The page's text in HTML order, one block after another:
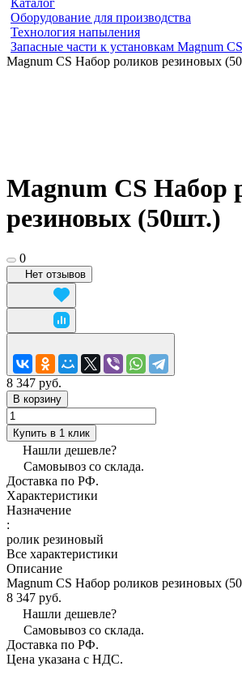
Каталог
Оборудование для производства
Технология напыления
Запасные части к установкам Magnum CS
Magnum CS Набор роликов резиновых
Magnum CS Набор
резиновых (50шт.)
0
Нет отзывов
8 347 руб.
В корзину
Купить в 1 клик
Нашли дешевле?
Самовывоз со склада.
Доставка по РФ.
Характеристики
Назначение
:
ролик резиновый
Все характеристики
Описание
Magnum CS Набор роликов резиновых
8 347 руб.
Нашли дешевле?
Самовывоз со склада.
Доставка по РФ.
Цена указана с НДС.